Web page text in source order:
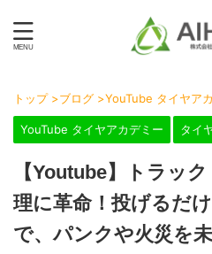
トップ >ブログ >YouTube タイヤア
YouTube タイヤアカデミー タイ
【Youtube】トラッ
理に革命！投げるだ
で、パンクや火災を